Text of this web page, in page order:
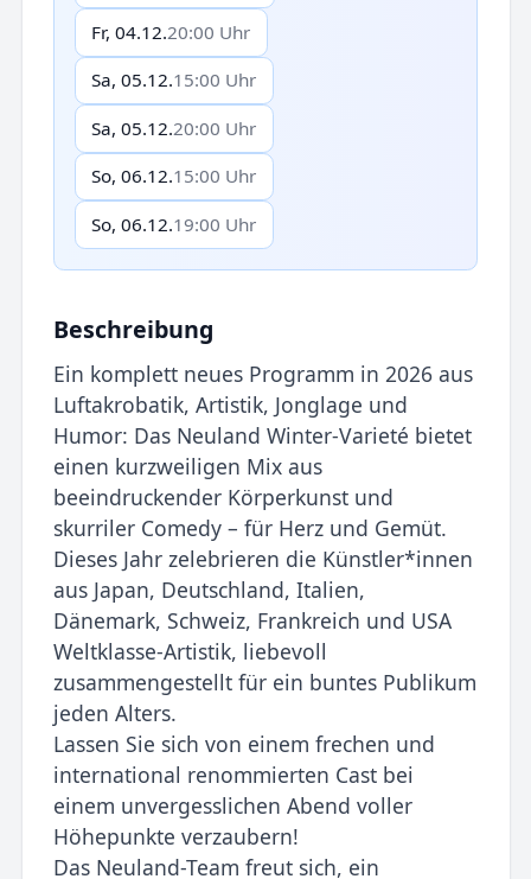
Fr, 04.12.20:00 Uhr
Sa, 05.12.15:00 Uhr
Sa, 05.12.20:00 Uhr
So, 06.12.15:00 Uhr
So, 06.12.19:00 Uhr
Beschreibung
Ein komplett neues Programm in 2026 aus
Luftakrobatik, Artistik, Jonglage und
Humor: Das Neuland Winter-Varieté bietet
einen kurzweiligen Mix aus
beeindruckender Körperkunst und
skurriler Comedy – für Herz und Gemüt.
Dieses Jahr zelebrieren die Künstler*innen
aus Japan, Deutschland, Italien,
Dänemark, Schweiz, Frankreich und USA
Weltklasse-Artistik, liebevoll
zusammengestellt für ein buntes Publikum
jeden Alters.
Lassen Sie sich von einem frechen und
international renommierten Cast bei
einem unvergesslichen Abend voller
Höhepunkte verzaubern!
Das Neuland-Team freut sich, ein